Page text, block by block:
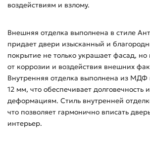
воздействиям и взлому.
Внешняя отделка выполнена в стиле
придает двери изысканный и
покрытие не только украшает фасад,
от коррозии и воздействия внешних
Внутренняя отделка выполнена из
12 мм, что обеспечивает долговечность
деформациям. Стиль внутренней
что позволяет гармонично вписать
интерьер.